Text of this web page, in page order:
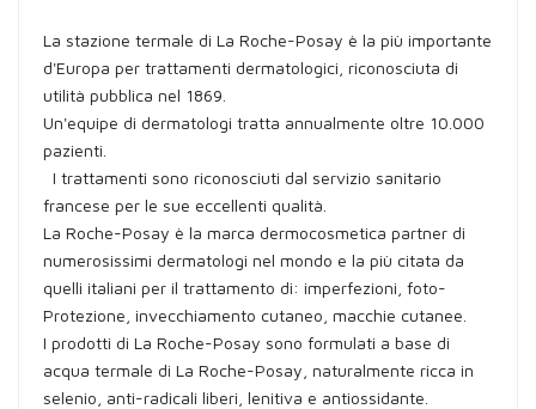
La stazione termale di La Roche-Posay è la più importante
d'Europa per trattamenti dermatologici, riconosciuta di
utilità pubblica nel 1869.
Un'equipe di dermatologi tratta annualmente oltre 10.000
pazienti.
I trattamenti sono riconosciuti dal servizio sanitario
francese per le sue eccellenti qualità.
La Roche-Posay è la marca dermocosmetica partner di
numerosissimi dermatologi nel mondo e la più citata da
quelli italiani per il trattamento di: imperfezioni, foto-
Protezione, invecchiamento cutaneo, macchie cutanee.
I prodotti di La Roche-Posay sono formulati a base di
acqua termale di La Roche-Posay, naturalmente ricca in
selenio, anti-radicali liberi, lenitiva e antiossidante.